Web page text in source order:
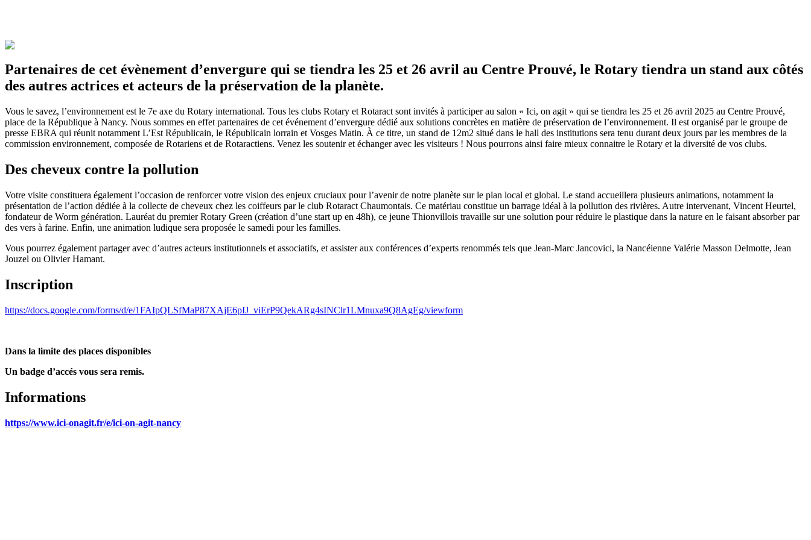
Partenaires de cet évènement d’envergure qui se tiendra les 25 et 26 avril au Centre Prouvé, le Rotary tiendra un stand aux côtés
des autres actrices et acteurs de la préservation de la planète.
Vous le savez, l’environnement est le 7e axe du Rotary international. Tous les clubs Rotary et Rotaract sont invités à participer au salon « Ici, on agit » qui se tiendra les 25 et 26 avril 2025 au Centre Prouvé,
place de la République à Nancy. Nous sommes en effet partenaires de cet événement d’envergure dédié aux solutions concrètes en matière de préservation de l’environnement. Il est organisé par le groupe de
presse EBRA qui réunit notamment L’Est Républicain, le Républicain lorrain et Vosges Matin. À ce titre, un stand de 12m2 situé dans le hall des institutions sera tenu durant deux jours par les membres de la
commission environnement, composée de Rotariens et de Rotaractiens. Venez les soutenir et échanger avec les visiteurs ! Nous pourrons ainsi faire mieux connaitre le Rotary et la diversité de vos clubs.
Des cheveux contre la pollution
Votre visite constituera également l’occasion de renforcer votre vision des enjeux cruciaux pour l’avenir de notre planète sur le plan local et global. Le stand accueillera plusieurs animations, notamment la
présentation de l’action dédiée à la collecte de cheveux chez les coiffeurs par le club Rotaract Chaumontais. Ce matériau constitue un barrage idéal à la pollution des rivières. Autre intervenant, Vincent Heurtel,
fondateur de Worm génération. Lauréat du premier Rotary Green (création d’une start up en 48h), ce jeune Thionvillois travaille sur une solution pour réduire le plastique dans la nature en le faisant absorber par
des vers à farine. Enfin, une animation ludique sera proposée le samedi pour les familles.
Vous pourrez également partager avec d’autres acteurs institutionnels et associatifs, et assister aux conférences d’experts renommés tels que Jean-Marc Jancovici, la Nancéienne Valérie Masson Delmotte, Jean
Jouzel ou Olivier Hamant.
Inscription
https://docs.google.com/forms/d/e/1FAIpQLSfMaP87XAjE6pIJ_viErP9QekARg4sINClr1LMnuxa9Q8AgEg/viewform
Dans la limite des places disponibles
Un badge d’accés vous sera remis.
Informations
https://www.ici-onagit.fr/e/ici-on-agit-nancy